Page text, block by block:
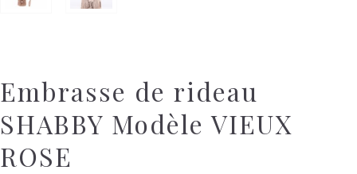
Embrasse de rideau
SHABBY Modèle VIEUX
ROSE